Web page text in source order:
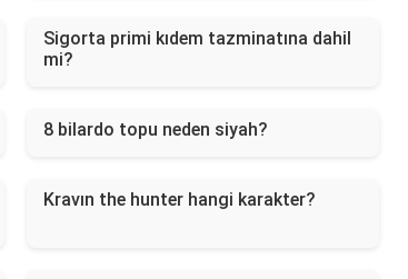
Sigorta primi kıdem tazminatına dahil
mi?
8 bilardo topu neden siyah?
Kravın the hunter hangi karakter?